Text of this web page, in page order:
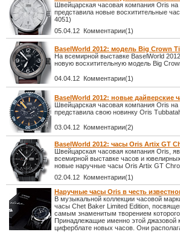
Швейцарская часовая компания Oris
представила новые восхитительные
4051)
05.04.12 Комментарии(1)
BaselWorld 2012: модель Big Crown
На всемирной выставке BaselWorld
новую восхитительную модель Big
04.04.12 Комментарии(1)
BaselWorld 2012: новые дайверские
Швейцарская часовая компания Oris
представила свою новинку Oris
03.04.12 Комментарии(2)
BaselWorld 2012: часы Oris Artix GT
Швейцарская часовая компания Oris,
всемирной выставке часов и
новые наручные часы Oris Artix GT
02.04.12 Комментарии(1)
Наручные часы Oris в честь
В музыкальной коллекции часовой
часы Chet Baker Limited Edition,
самым знаменитым творением
Принадлежащие именно этой джазовой
циферблате новых часов. Они